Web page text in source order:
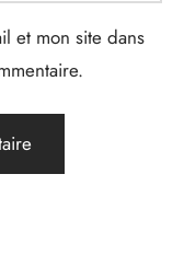
et mon site dans